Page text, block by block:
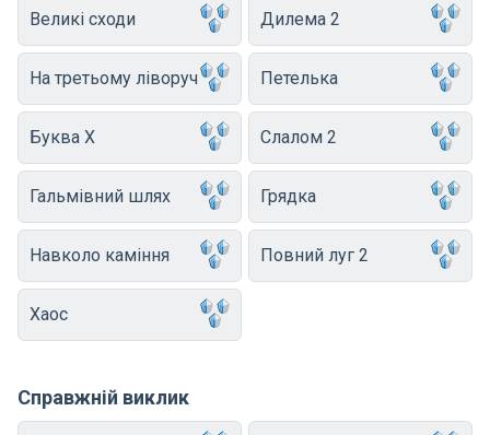
Великі сходи Дилема 2
На третьому ліворуч Петелька
Буква X Слалом 2
Гальмівний шлях Грядка
Навколо каміння Повний луг 2
Хаос
Справжній виклик